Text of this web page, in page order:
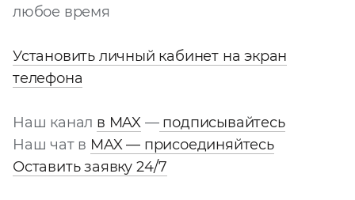
любое время
Установить личный кабинет на экран
телефона
Наш канал в MAX —подписывайтесь
Наш чат в MAX — присоединяйтесь
Оставить заявку 24/7